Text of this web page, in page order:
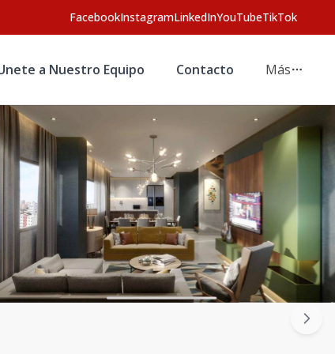
FacebookInstagramLinkedInYouTubeTikTok
a Nuestro Equipo Contacto Más